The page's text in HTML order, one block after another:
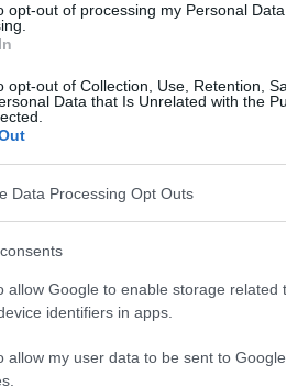
opt-out of processing my Personal
opt-out of Collection, Use, Retention,
Data that Is Unrelated with the
Data Processing Opt Outs
allow Google to enable storage related
identifiers in apps.
allow my user data to be sent to
der
eine mechanische
der Nase befindet (das
durch das Austrocknen der